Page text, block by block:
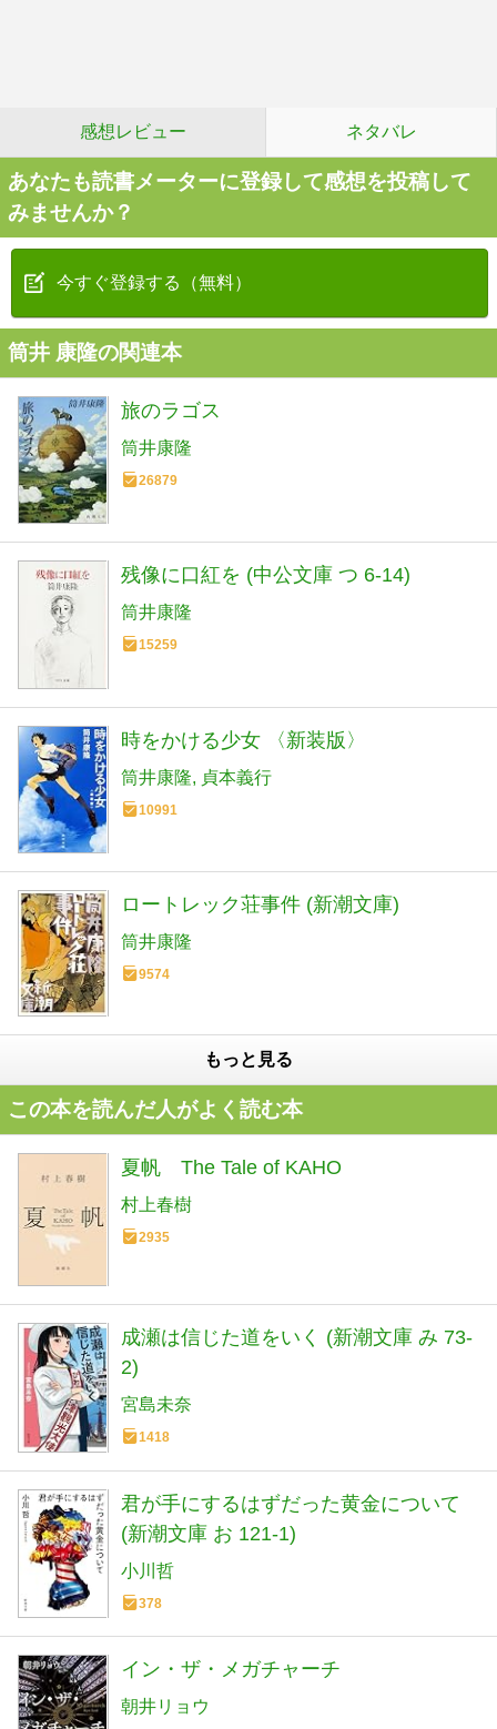
感想レビュー ネタバレ
あなたも読書メーターに登録して感想を投稿して
みませんか？
今すぐ登録する（無料）
筒井 康隆の関連本
旅のラゴス
筒井康隆
26879
残像に口紅を (中公文庫 つ 6-14)
筒井康隆
15259
時をかける少女 〈新装版〉
筒井康隆 貞本義行
10991
ロートレック荘事件 (新潮文庫)
筒井康隆
9574
もっと見る
この本を読んだ人がよく読む本
夏帆 The Tale of KAHO
村上春樹
2935
成瀬は信じた道をいく (新潮文庫 み 73-
2)
宮島未奈
1418
君が手にするはずだった黄金について
(新潮文庫 お 121-1)
小川哲
378
イン・ザ・メガチャーチ
朝井リョウ